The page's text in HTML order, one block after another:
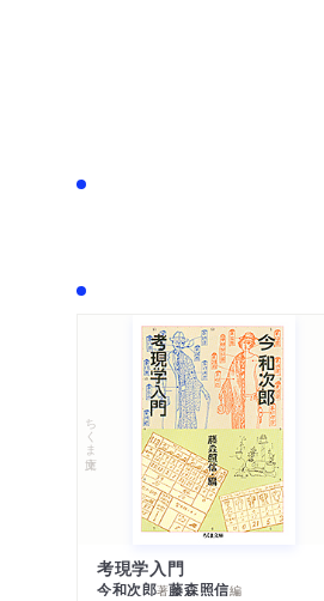
ちくま文庫
考現学入門
今和次郎著藤森照信編